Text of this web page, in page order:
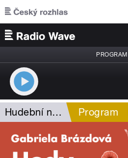
Přejít k hlavnímu obsahu
PROGRAM
Hudební novinky Program